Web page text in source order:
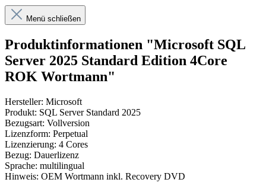
Menü schließen
Produktinformationen "Microsoft SQL
Server 2025 Standard Edition 4Core
ROK Wortmann"
Hersteller: Microsoft
Produkt: SQL Server Standard 2025
Bezugsart: Vollversion
Lizenzform: Perpetual
Lizenzierung: 4 Cores
Bezug: Dauerlizenz
Sprache: multilingual
Hinweis: OEM Wortmann inkl. Recovery DVD